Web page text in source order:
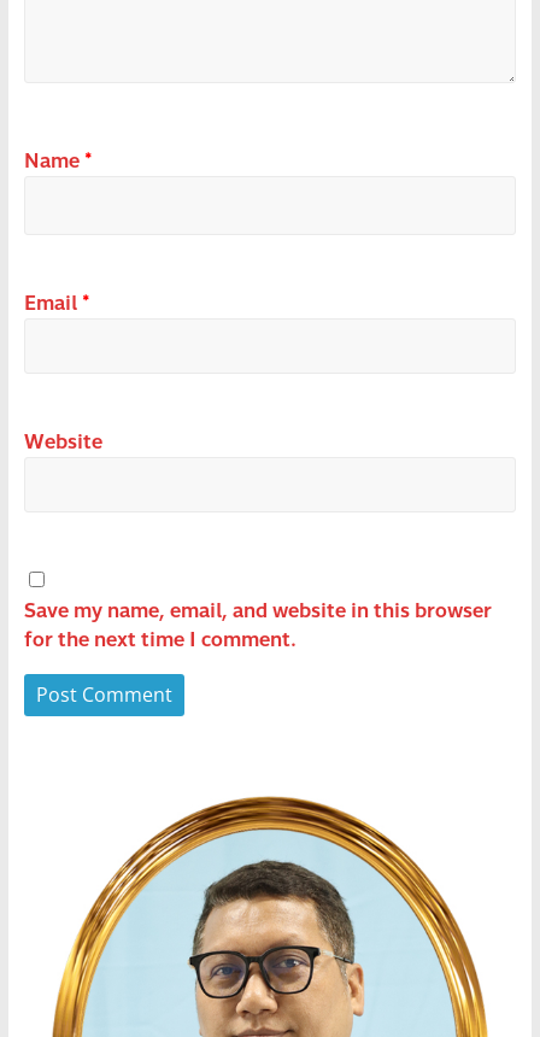
Name *
Email *
Website
Save my name, email, and website in this browser
for the next time I comment.